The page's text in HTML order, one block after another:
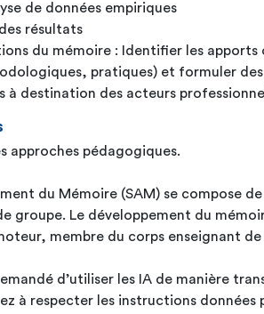
de données empiriques
résultats
du mémoire : Identifier les apports
pratiques) et formuler des
à destination des acteurs
approches pédagogiques.
du Mémoire (SAM) se compose
groupe. Le développement du
membre du corps enseignant de
d’utiliser les IA de manière
à respecter les instructions données